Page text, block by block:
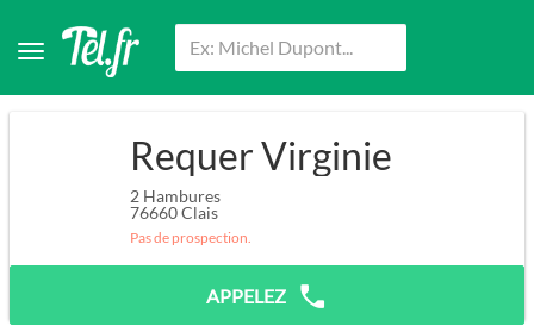
Requer Virginie
2 Hambures
76660Clais
Pas de prospection.
APPELEZ